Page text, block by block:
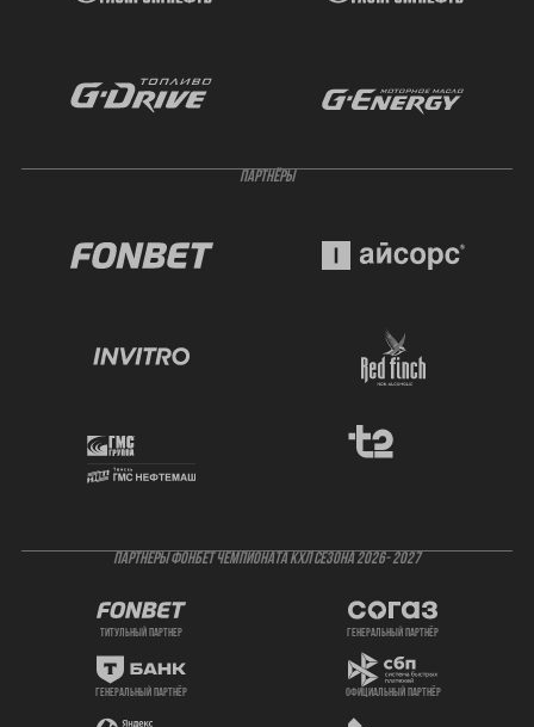
ПАРТНЁРЫ
ПАРТНЕРЫ ФОНБЕТ ЧЕМПИОНАТА КХЛ СЕЗОНА 2026- 2027
титульный партнер генеральный партнёр
генеральный партнёр официальный партнёр